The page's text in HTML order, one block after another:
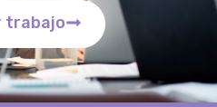
trabajo